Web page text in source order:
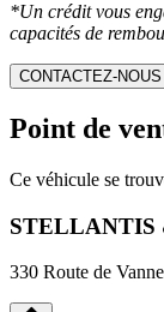
*Un crédit vous
capacités de
CONTACTEZ-NOUS
Point de
Ce véhicule se
STELLANTIS
330 Route de